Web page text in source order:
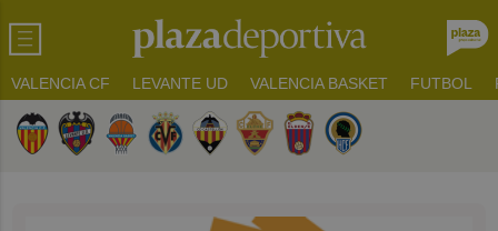
VALENCIA CF LEVANTE UD VALENCIA BASKET FUTBOL